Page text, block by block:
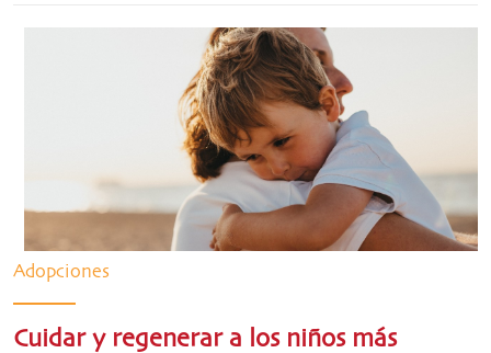
Adopciones
Cuidar y regenerar a los niños más